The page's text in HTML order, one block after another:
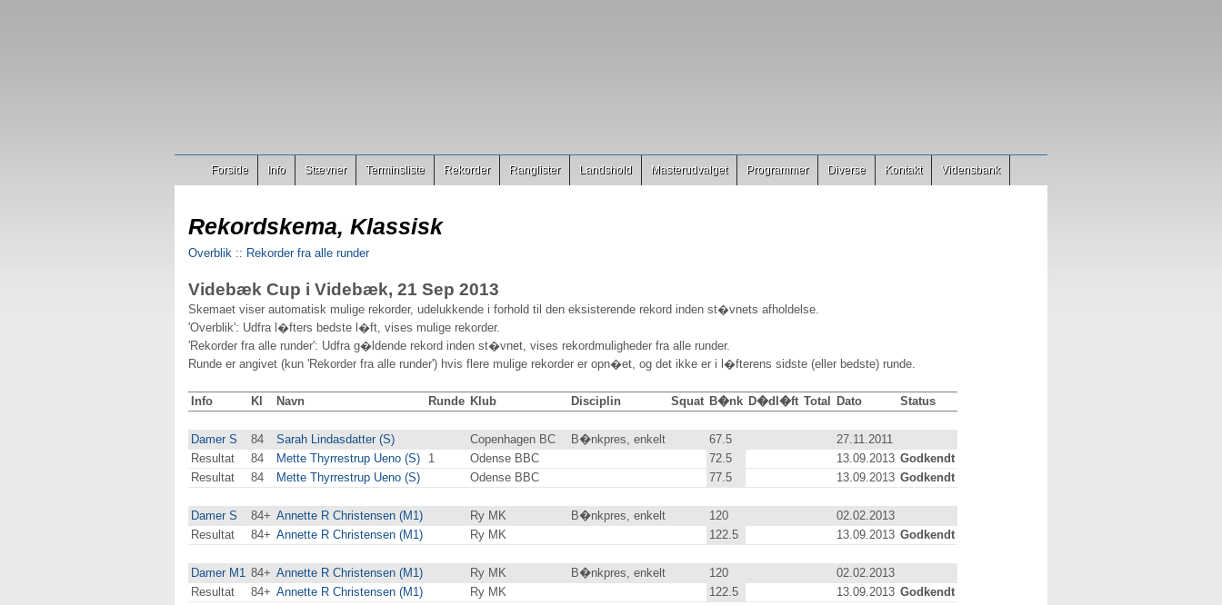
Forside Info Stævner Terminsliste Rekorder Ranglister Landshold Masterudvalget Programmer Diverse Kontakt Vidensbank
Rekordskema, Klassisk
Overblik :: Rekorder fra alle runder
Videbæk Cup i Videbæk, 21 Sep 2013
Skemaet viser automatisk mulige rekorder, udelukkende i forhold til den eksisterende rekord inden st�vnets afholdelse.
'Overblik': Udfra l�fters bedste l�ft, vises mulige rekorder.
'Rekorder fra alle runder': Udfra g�ldende rekord inden st�vnet, vises rekordmuligheder fra alle runder.
Runde er angivet (kun 'Rekorder fra alle runder') hvis flere mulige rekorder er opn�et, og det ikke er i l�fterens sidste (eller bedste) runde.
Info Kl Navn Runde Klub Disciplin Squat B�nk D�dl�ft Total Dato Status
Damer S 84 Sarah Lindasdatter (S) Copenhagen BC B�nkpres, enkelt 67.5
27.11.2011
Resultat
84 Mette Thyrrestrup Ueno (S) 1 Odense BBC 72.5 13.09.2013 Godkendt
Resultat
84 Mette Thyrrestrup Ueno (S) Odense BBC 77.5 13.09.2013 Godkendt
Damer S 84+ Annette R Christensen (M1) Ry MK B�nkpres, enkelt 120
02.02.2013
Resultat
84+ Annette R Christensen (M1) Ry MK 122.5 13.09.2013 Godkendt
Damer M1 84+ Annette R Christensen (M1) Ry MK B�nkpres, enkelt 120
02.02.2013
Resultat
84+ Annette R Christensen (M1) Ry MK 122.5 13.09.2013 Godkendt